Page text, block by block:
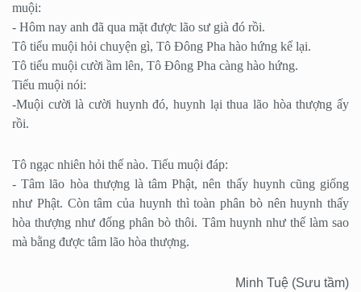
muội:
- Hôm nay anh đã qua mặt được lão sư già đó rồi.
Tô tiểu muội hỏi chuyện gì, Tô Đông Pha hào hứng kể lại.
Tô tiểu muội cười ầm lên, Tô Đông Pha càng hào hứng.
Tiểu muội nói:
-Muội cười là cười huynh đó, huynh lại thua lão hòa thượng ấy
rồi.
Tô ngạc nhiên hỏi thế nào. Tiểu muội đáp:
- Tâm lão hòa thượng là tâm Phật, nên thấy huynh cũng giống
như Phật. Còn tâm của huynh thì toàn phân bò nên huynh thấy
hòa thượng như đống phân bò thôi. Tâm huynh như thế làm sao
mà bằng được tâm lão hòa thượng.
Minh Tuệ (Sưu tầm)